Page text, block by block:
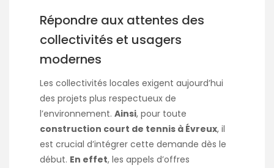
Répondre aux attentes des
collectivités et usagers
modernes
Les collectivités locales exigent aujourd’hui
des projets plus respectueux de
l’environnement. Ainsi, pour toute
construction court de tennis à Évreux, il
est crucial d’intégrer cette demande dès le
début. En effet, les appels d’offres